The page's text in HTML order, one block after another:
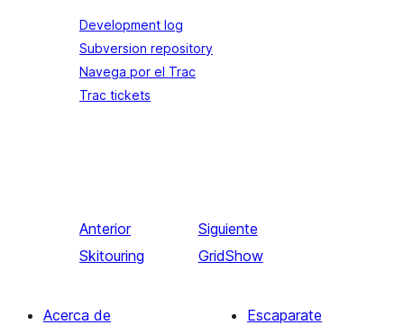
Development log
Subversion repository
Navega por el Trac
Trac tickets
Anterior
Skitouring
Siguiente
GridShow
Acerca de
Escaparate